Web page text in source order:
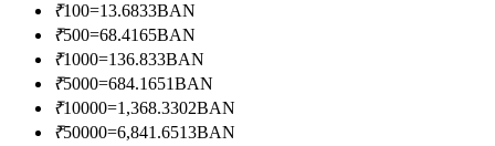
合約資訊
₹100=13.6833BAN
₹500=68.4165BAN
₹1000=136.833BAN
₹5000=684.1651BAN
₹10000=1,368.3302BAN
₹50000=6,841.6513BAN